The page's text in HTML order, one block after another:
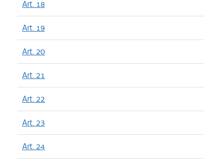
Art. 18
Art. 19
Art. 20
Art. 21
Art. 22
Art. 23
Art. 24